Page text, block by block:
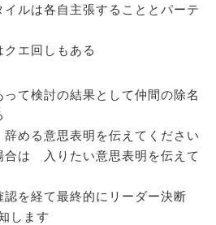
ルは各自主張することとパーテ
エ回しもある
て検討の結果として仲間の除名
める意思表明を伝えてください
合は 入りたい意思表明を伝えて
認を経て最終的にリーダー決断
します